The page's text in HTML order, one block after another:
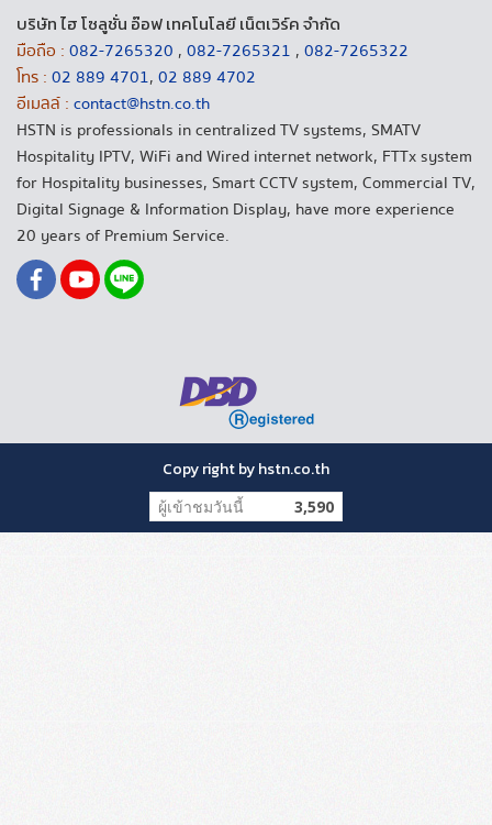
บริษัท ไฮ โซลูชั่น อ๊อฟ เทคโนโลยี เน็ตเวิร์ค จำกัด
มือถือ : 082-7265320 , 082-7265321 , 082-7265322
โทร : 02 889 4701, 02 889 4702
อีเมลล์ : contact@hstn.co.th
HSTN is professionals in centralized TV systems, SMATV
Hospitality IPTV, WiFi and Wired internet network, FTTx system
for Hospitality businesses, Smart CCTV system, Commercial TV,
Digital Signage & Information Display, have more experience
20 years of Premium Service.
Copy right by hstn.co.th
ผู้เข้าชมวันนี้ 3,590